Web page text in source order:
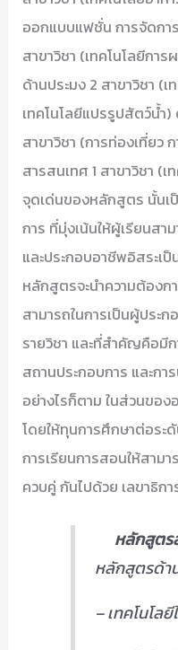
ออกแบบแฟชั่น การจัดกา
สาขาวิชา (เทคโนโลยีกา
ด้านประมง 2 สาขาวิชา (เ
เทคโนโลยีแปรรูปสัตว์น้ำ
สาขาวิชา (การท่องเที่ยว
สารสนเทศ 1 สาขาวิชา (
จุดเด่นของหลักสูตร นั้น
การ ที่มุ่งเน้นให้ผู้เรียนสา
และประกอบอาชีพอิสระเ
หลักสูตรจะนำความต้องก
สามารถในการเป็นผู้ประ
รายวิชา และที่สำคัญคือมี
สถานประกอบการ และกา
อย่างไรก็ตาม ในส่วนขอ
โดยให้ทุนการศึกษาต่อร
การเรียนการสอนให้สา
ควบคู่ กันไปด้วย เลขาธิก
หลักสูตร
หลักสูตรด้า
– เทคโนโล